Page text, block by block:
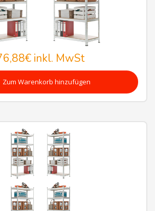
inkl. MwSt
Zum Warenkorb hinzufügen